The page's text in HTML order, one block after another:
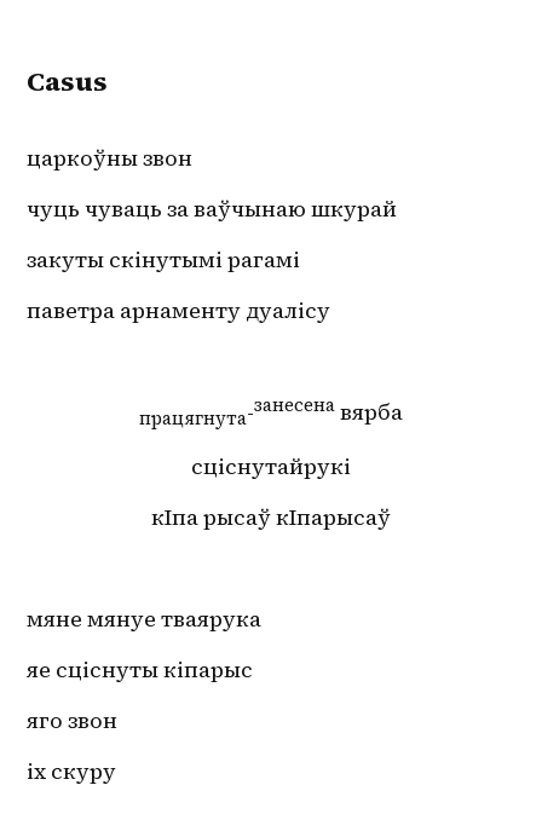
Casus
царкоўны звон
чуць чуваць за ваўчынаю шкурай
закуты скінутымі рагамі
паветра арнаменту дуалісу
працягнута-занесена вярба
сціснутайрукі
кІпа рысаў кІпарысаў
мяне мянуе тваярука
яе сціснуты кіпарыс
яго звон
іх скуру